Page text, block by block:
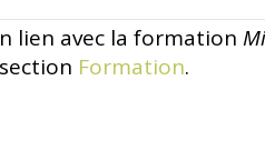
lien avec la formation
Formation.